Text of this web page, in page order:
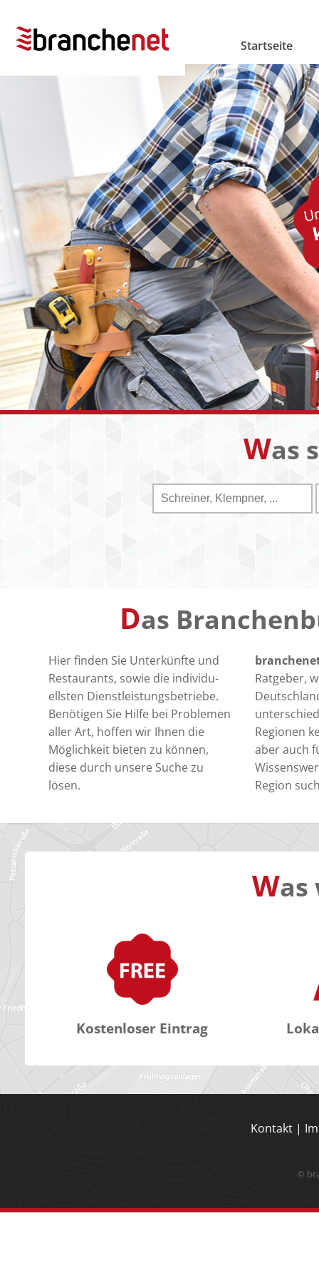
Startseite
Was
Das
Hier finden Sie Unterkünfte und
Restaurants, sowie die individu-
ellsten Dienstleistungsbetriebe.
Benötigen Sie Hilfe bei Problemen
aller Art, hoffen wir Ihnen die
Möglichkeit bieten zu können,
diese durch unsere Suche zu
lösen.
Ratgeber,
Regionen
aber auch
Region
Was
Kostenloser Eintrag
Kontakt |
©